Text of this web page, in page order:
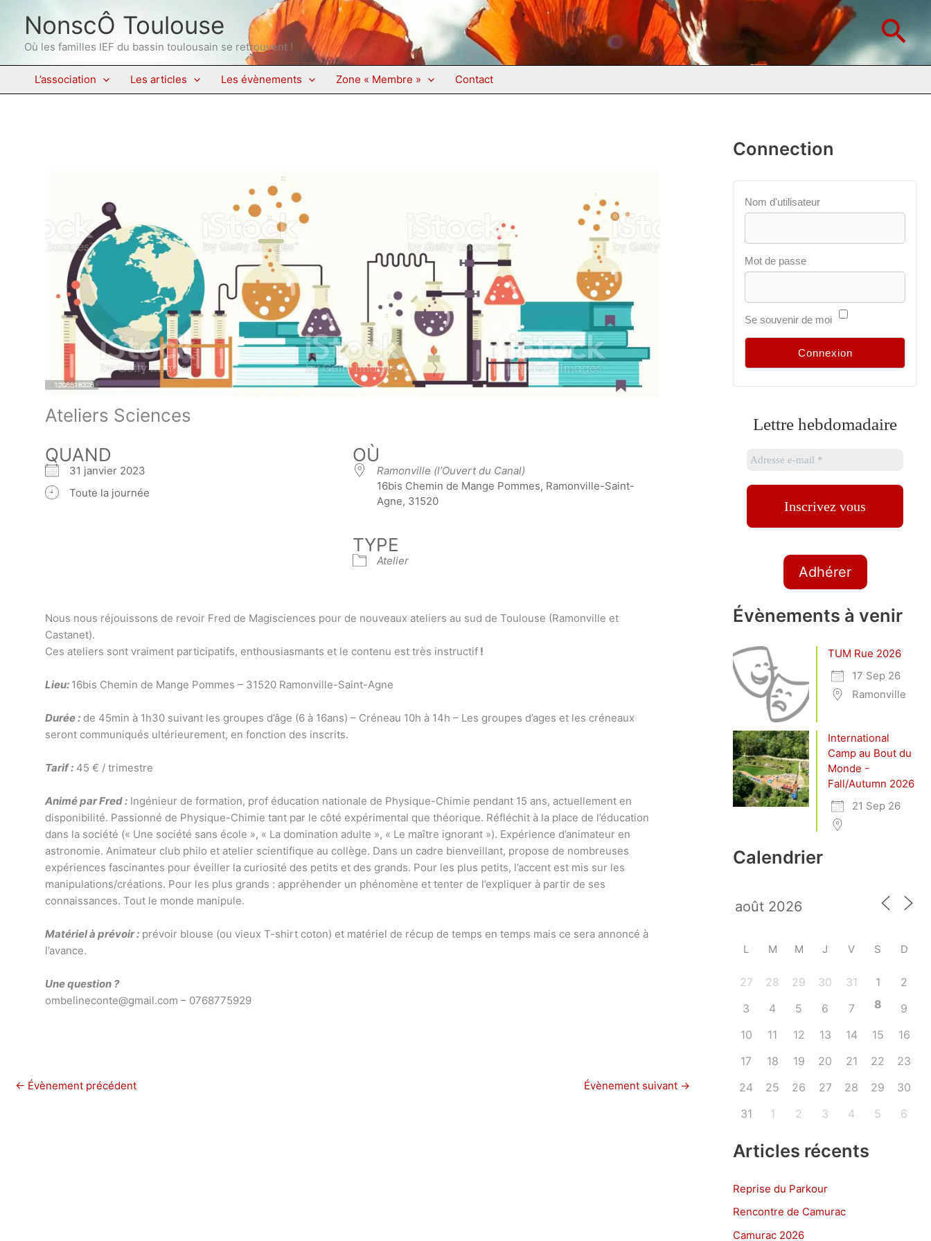
contenu
NonscÔ Toulouse
Où les familles IEF du bassin toulousain se retrouvent !
L’association Les articles Les évènements Zone « Membre » Contact
Ateliers Sciences
QUAND
31 janvier 2023
Toute la journée
OÙ
Ramonville (l’Ouvert du Canal)
16bis Chemin de Mange Pommes, Ramonville-Saint-
Agne, 31520
TYPE
Atelier
Nous nous réjouissons de revoir Fred de Magisciences pour de nouveaux ateliers au sud de Toulouse (Ramonville et
Castanet).
Ces ateliers sont vraiment participatifs, enthousiasmants et le contenu est très instructif !
Lieu: 16bis Chemin de Mange Pommes – 31520 Ramonville-Saint-Agne
Durée : de 45min à 1h30 suivant les groupes d’âge (6 à 16ans) – Créneau 10h à 14h – Les groupes d’ages et les créneaux
seront communiqués ultérieurement, en fonction des inscrits.
Tarif : 45 € / trimestre
Animé par Fred : Ingénieur de formation, prof éducation nationale de Physique-Chimie pendant 15 ans, actuellement en
disponibilité. Passionné de Physique-Chimie tant par le côté expérimental que théorique. Réfléchit à la place de l’éducation
dans la société (« Une société sans école », « La domination adulte », « Le maître ignorant »). Expérience d’animateur en
astronomie. Animateur club philo et atelier scientifique au collège. Dans un cadre bienveillant, propose de nombreuses
expériences fascinantes pour éveiller la curiosité des petits et des grands. Pour les plus petits, l’accent est mis sur les
manipulations/créations. Pour les plus grands : appréhender un phénomène et tenter de l’expliquer à partir de ses
connaissances. Tout le monde manipule.
Matériel à prévoir : prévoir blouse (ou vieux T-shirt coton) et matériel de récup de temps en temps mais ce sera annoncé à
l’avance.
Une question ?
ombelineconte@gmail.com – 0768775929
← Évènement précédent Évènement suivant →
Connection
Nom d'utilisateur
Mot de passe
Se souvenir de moi
Lettre hebdomadaire
Adhérer
Évènements à venir
TUM Rue 2026
17 Sep 26
Ramonville
International
Camp au Bout du
Monde -
Fall/Autumn 2026
21 Sep 26
Calendrier
L M M J V S D
27 28 29 30 31 1
2
3
4 5 6 7 8
9
10
11 12 13 14 15
16
17
18 19 20 21 22
23
24
25 26 27 28 29
30
31
1 2 3 4 5 6
Articles récents
Reprise du Parkour
Rencontre de Camurac
Camurac 2026